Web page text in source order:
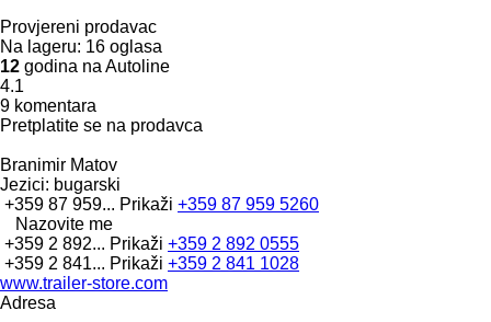
Provjereni prodavac
Na lageru: 16 oglasa
12 godina na Autoline
4.1
9 komentara
Pretplatite se na prodavca
Branimir Matov
Jezici: bugarski
+359 87 959... Prikaži +359 87 959 5260
Nazovite me
+359 2 892... Prikaži +359 2 892 0555
+359 2 841... Prikaži +359 2 841 1028
www.trailer-store.com
Adresa